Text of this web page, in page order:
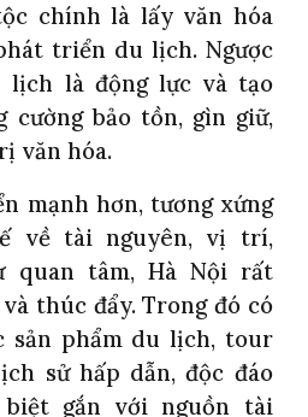
chính là lấy văn hóa
triển du lịch. Ngược
là động lực và tạo
cường bảo tồn, gìn giữ,
văn hóa.
mạnh hơn, tương xứng
về tài nguyên, vị trí,
quan tâm, Hà Nội rất
thúc đẩy. Trong đó có
sản phẩm du lịch, tour
sử hấp dẫn, độc đáo
gắn với nguồn tài